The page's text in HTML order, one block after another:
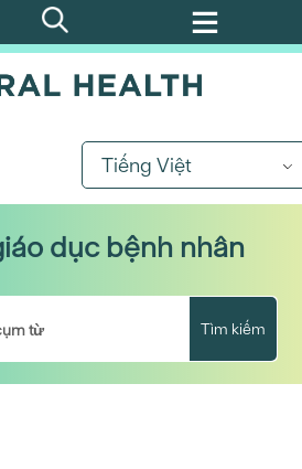
Tiếng Việt
dục bệnh nhân
Tìm kiếm